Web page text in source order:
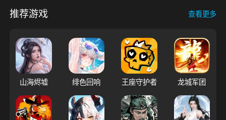
推荐游戏 查看更多
山海烬墟 绯色回响 王座守护者 龙城军团